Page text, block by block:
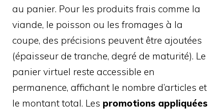
au panier. Pour les produits frais comme la
viande, le poisson ou les fromages à la
coupe, des précisions peuvent être ajoutées
(épaisseur de tranche, degré de maturité). Le
panier virtuel reste accessible en
permanence, affichant le nombre d’articles et
le montant total. Les promotions appliquées